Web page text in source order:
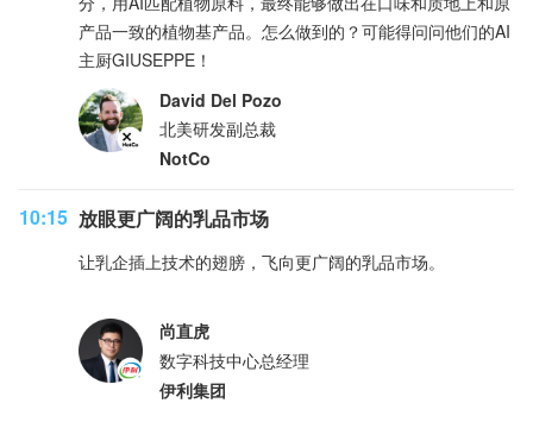
产品一致的植物基产品。怎么做到的？可能得问问他们的AI
主厨GIUSEPPE！
David Del Pozo
北美研发副总裁
NotCo
10:15 放眼更广阔的乳品市场
让乳企插上技术的翅膀，飞向更广阔的乳品市场。
尚直虎
数字科技中心总经理
伊利集团